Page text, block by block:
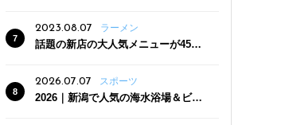
2023.08.07 ラーメン
話題の新店の大人気メニューが450
クーポン登場
2026.07.07 スポーツ
2026｜新潟で人気の海水浴場＆ビー